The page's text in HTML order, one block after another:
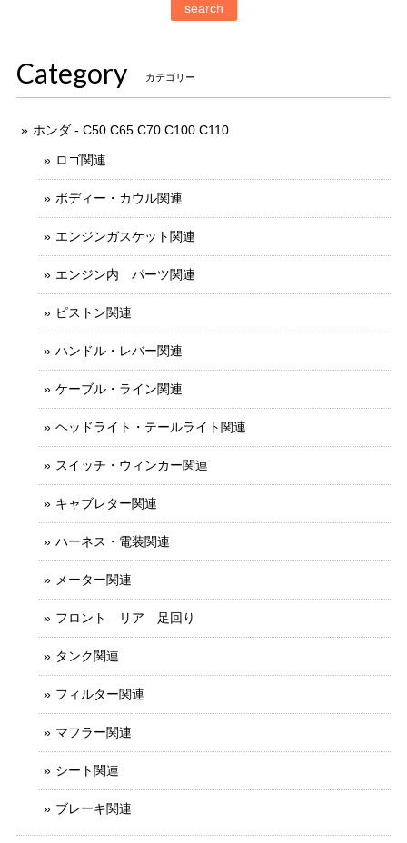
search
Category カテゴリー
ホンダ - C50 C65 C70 C100 C110
ロゴ関連
ボディー・カウル関連
エンジンガスケット関連
エンジン内 パーツ関連
ピストン関連
ハンドル・レバー関連
ケーブル・ライン関連
ヘッドライト・テールライト関連
スイッチ・ウィンカー関連
キャブレター関連
ハーネス・電装関連
メーター関連
フロント リア 足回り
タンク関連
フィルター関連
マフラー関連
シート関連
ブレーキ関連